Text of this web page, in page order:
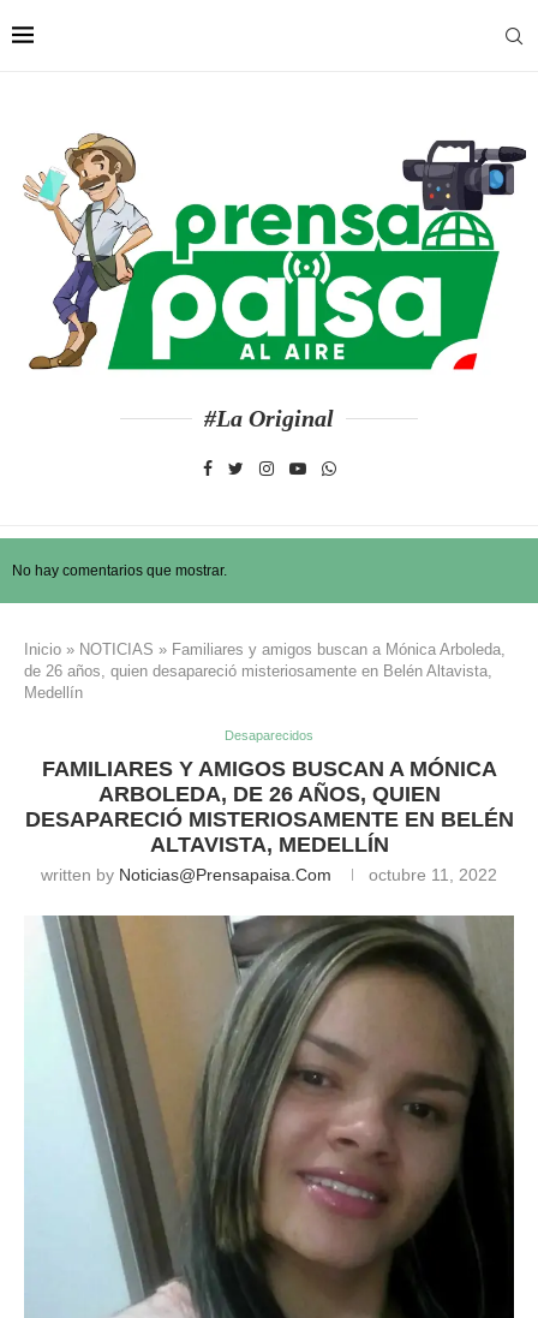
#La Original
No hay comentarios que mostrar.
Inicio » NOTICIAS » Familiares y amigos buscan a Mónica Arboleda,
de 26 años, quien desapareció misteriosamente en Belén Altavista,
Medellín
Desaparecidos
FAMILIARES Y AMIGOS BUSCAN A MÓNICA
ARBOLEDA, DE 26 AÑOS, QUIEN
DESAPARECIÓ MISTERIOSAMENTE EN BELÉN
ALTAVISTA, MEDELLÍN
written by Noticias@prensapaisa.com octubre 11, 2022